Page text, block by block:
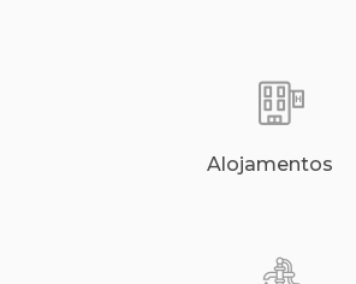
Alojamentos